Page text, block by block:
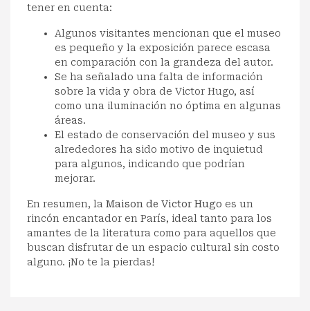
tener en cuenta:
Algunos visitantes mencionan que el museo
es pequeño y la exposición parece escasa
en comparación con la grandeza del autor.
Se ha señalado una falta de información
sobre la vida y obra de Victor Hugo, así
como una iluminación no óptima en algunas
áreas.
El estado de conservación del museo y sus
alrededores ha sido motivo de inquietud
para algunos, indicando que podrían
mejorar.
En resumen, la Maison de Victor Hugo es un
rincón encantador en París, ideal tanto para los
amantes de la literatura como para aquellos que
buscan disfrutar de un espacio cultural sin costo
alguno. ¡No te la pierdas!